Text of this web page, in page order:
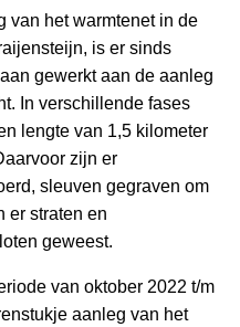
van het warmtenet in de
is er sinds
gewerkt aan de aanleg
In verschillende fases
lengte van 1,5 kilometer
zijn er
sleuven gegraven om
er straten en
geweest.
van oktober 2022 t/m
aanleg van het